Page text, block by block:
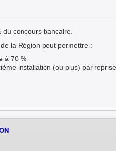
concours bancaire.
la Région peut permettre :
à 70 %
installation (ou plus) par